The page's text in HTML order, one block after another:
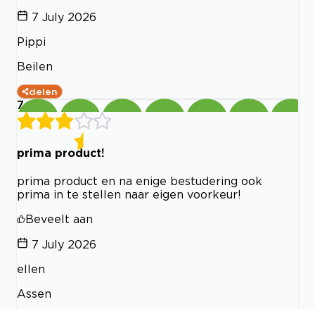
7 July 2026
Pippi
Beilen
delen
7
prima product!
prima product en na enige bestudering ook
prima in te stellen naar eigen voorkeur!
Beveelt aan
7 July 2026
ellen
Assen